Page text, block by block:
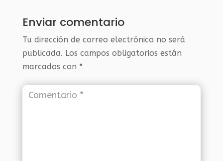
Enviar comentario
Tu dirección de correo electrónico no será
publicada. Los campos obligatorios están
marcados con *